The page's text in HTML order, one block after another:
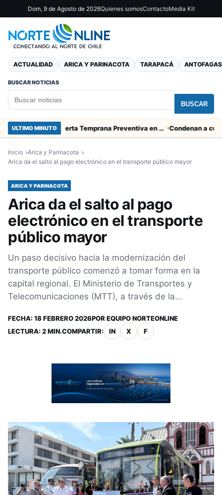
Dom, 9 de Agosto de 2026Quienes somosContactoMedia Kit
ACTUALIDAD ARICA Y PARINACOTA TARAPACÁ
BUSCAR NOTICIAS
BUSCAR
ULTIMO MINUTO SENAPRED declara Alerta Temprana Preventiva en Tarapacá por lluvias, nevadas y tormentas eléctricas
Inicio
Arica y Parinacota
Arica da el salto al pago electrónico en el transporte público mayor
ARICA Y PARINACOTA
Arica da el salto al pago
electrónico en el transporte
público mayor
Un paso decisivo hacia la modernización del
transporte público comenzó a tomar forma en la
capital regional. El Ministerio de Transportes y
Telecomunicaciones (MTT), a través de la...
FECHA: 18 FEBRERO 2026POR EQUIPO NORTEONLINE
LECTURA: 2 MIN.COMPARTIR: IN X F